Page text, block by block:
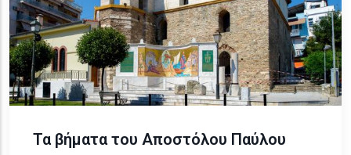
Τα βήματα του Αποστόλου Παύλου